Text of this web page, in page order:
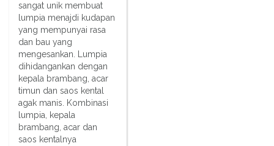
sangat unik membuat
lumpia menajdi kudapan
yang mempunyai rasa
dan bau yang
mengesankan. Lumpia
dihidangankan dengan
kepala brambang, acar
timun dan saos kental
agak manis. Kombinasi
lumpia, kepala
brambang, acar dan
saos kentalnya